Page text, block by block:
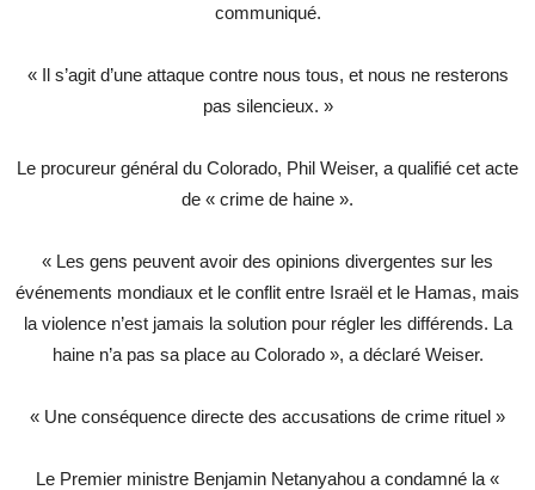
communiqué.
« Il s’agit d’une attaque contre nous tous, et nous ne resterons
pas silencieux. »
Le procureur général du Colorado, Phil Weiser, a qualifié cet acte
de « crime de haine ».
« Les gens peuvent avoir des opinions divergentes sur les
événements mondiaux et le conflit entre Israël et le Hamas, mais
la violence n’est jamais la solution pour régler les différends. La
haine n’a pas sa place au Colorado », a déclaré Weiser.
« Une conséquence directe des accusations de crime rituel »
Le Premier ministre Benjamin Netanyahou a condamné la «